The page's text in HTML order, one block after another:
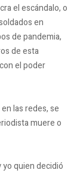
el escándalo, o
en
de pandemia,
de esta
el poder
las redes, se
muere o
yo quien decidió